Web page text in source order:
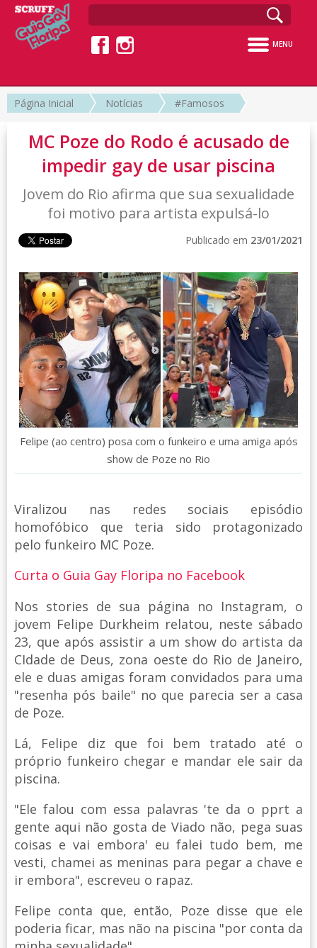
MENU
Página Inicial Notícias #Famosos
MC Poze do Rodo é acusado de
impedir gay de usar piscina
Jovem do Rio afirma que sua sexualidade
foi motivo para artista expulsá-lo
Publicado em 23/01/2021
Felipe (ao centro) posa com o funkeiro e uma amiga após
show de Poze no Rio
Viralizou nas redes sociais episódio
homofóbico que teria sido protagonizado
pelo funkeiro MC Poze.
Curta o Guia Gay Floripa no Facebook
Nos stories de sua página no Instagram, o
jovem Felipe Durkheim relatou, neste sábado
23, que após assistir a um show do artista da
CIdade de Deus, zona oeste do Rio de Janeiro,
ele e duas amigas foram convidados para uma
"resenha pós baile" no que parecia ser a casa
de Poze.
Lá, Felipe diz que foi bem tratado até o
próprio funkeiro chegar e mandar ele sair da
piscina.
"Ele falou com essa palavras 'te da o pprt a
gente aqui não gosta de Viado não, pega suas
coisas e vai embora' eu falei tudo bem, me
vesti, chamei as meninas para pegar a chave e
ir embora", escreveu o rapaz.
Felipe conta que, então, Poze disse que ele
poderia ficar, mas não na piscina "por conta da